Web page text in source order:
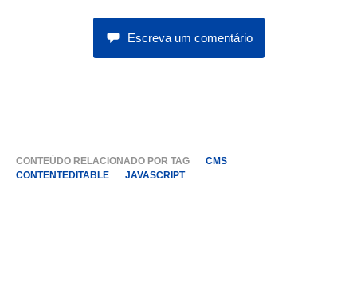
Escreva um comentário
CONTEÚDO RELACIONADO POR TAG
CMS
CONTENTEDITABLE
JAVASCRIPT